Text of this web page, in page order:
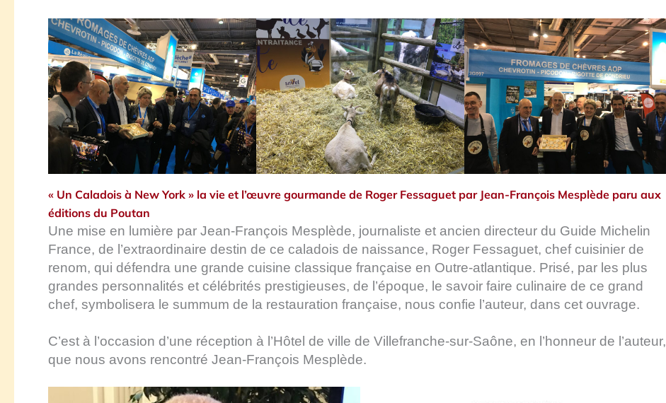
« Un Caladois à New York » la vie et l’œuvre gourmande de Roger Fessaguet par Jean-François Mesplède paru aux
éditions du Poutan
Une mise en lumière par Jean-François Mesplède, journaliste et ancien directeur du Guide Michelin
France, de l’extraordinaire destin de ce caladois de naissance, Roger Fessaguet, chef cuisinier de
renom, qui défendra une grande cuisine classique française en Outre-atlantique. Prisé, par les plus
grandes personnalités et célébrités prestigieuses, de l’époque, le savoir faire culinaire de ce grand
chef, symbolisera le summum de la restauration française, nous confie l’auteur, dans cet ouvrage.
C’est à l’occasion d’une réception à l’Hôtel de ville de Villefranche-sur-Saône, en l’honneur de l’auteur,
que nous avons rencontré Jean-François Mesplède.